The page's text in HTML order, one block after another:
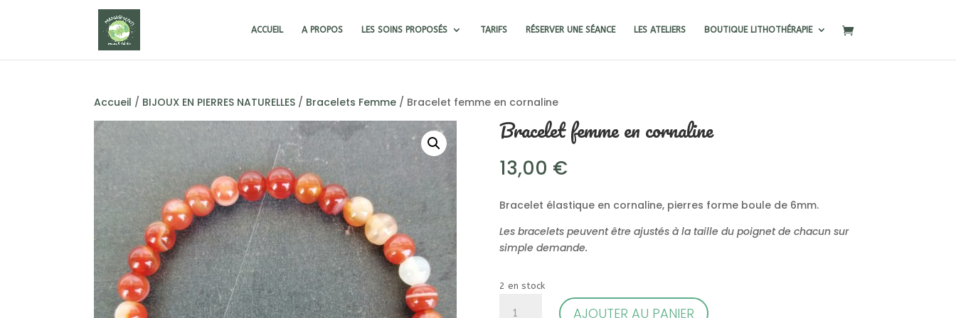
ACCUEIL A PROPOS LES SOINS PROPOSÉS TARIFS RÉSERVER UNE SÉANCE LES ATELIERS BOUTIQUE LITHOTHÉRAPIE
Accueil / BIJOUX EN PIERRES NATURELLES / Bracelets Femme / Bracelet femme en cornaline
Bracelet femme en cornaline
13,00 €
Bracelet élastique en cornaline, pierres forme boule de 6mm.
Les bracelets peuvent être ajustés à la taille du poignet de chacun sur
simple demande.
2 en stock
AJOUTER AU PANIER